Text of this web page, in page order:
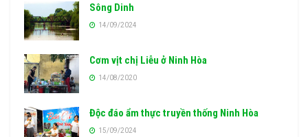
Sông Dinh
14/09/2024
Cơm vịt chị Liễu ở Ninh Hòa
14/08/2020
Độc đáo ẩm thực truyền thống Ninh Hòa
15/09/2024